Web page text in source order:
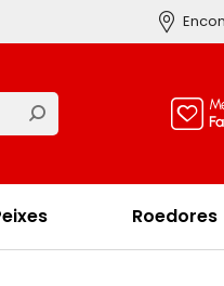
Roedores